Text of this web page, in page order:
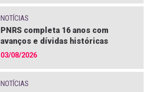
NOTÍCIAS
PNRS completa 16 anos com
avanços e dívidas históricas
03/08/2026
NOTÍCIAS